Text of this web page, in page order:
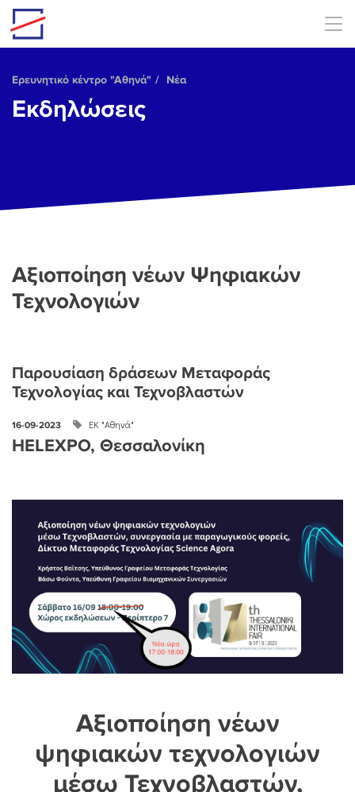
Skip to main content
Ερευνητικό κέντρο "Αθηνά" Νέα
Εκδηλώσεις
Αξιοποίηση νέων Ψηφιακών
Τεχνολογιών
Παρουσίαση δράσεων Μεταφοράς
Τεχνολογίας και Τεχνοβλαστών
16-09-2023 ΕΚ "Αθηνά"
HELEXPO, Θεσσαλονίκη
Αξιοποίηση νέων
ψηφιακών τεχνολογιών
μέσω Τεχνοβλαστών,